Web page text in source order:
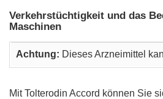
Verkehrstüchtigkeit und das
Maschinen
Achtung: Dieses Arzneimittel
Mit Tolterodin Accord können Sie